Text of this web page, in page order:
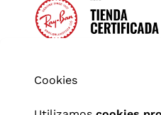
Cookies